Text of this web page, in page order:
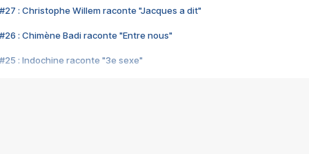
#27 : Christophe Willem raconte "Jacques a dit"
#26 : Chimène Badi raconte "Entre nous"
#25 : Indochine raconte "3e sexe"